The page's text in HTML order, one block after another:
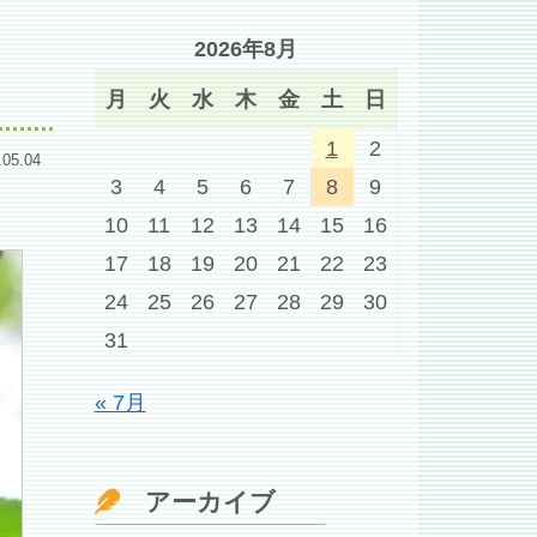
2026年8月
月 火 水 木 金 土 日
1
2
3
4 5 6 7 8
9
10
11 12 13 14 15
16
17
18 19 20 21 22
23
24
25 26 27 28 29
30
31
« 7月
アーカイブ